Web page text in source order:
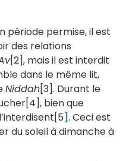
période permise, il est
des relations
[2], mais il est interdit
dans le même lit,
Niddah[3]. Durant le
bien que
]. Ceci est
du soleil à dimanche à